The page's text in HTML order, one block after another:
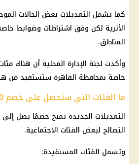
كما تشمل التعديلات بعض الحالات
الأثرية لكن وفق اشتراطات وضوابط
المناطق.
وأكدت لجنة الإدارة المحلية أن هناك
خاصة بمحافظة القاهرة ستستفيد من
ما الفئات التي ستحصل على خصم 50%؟
التصالح لبعض الفئات الاجتماعية.
وتشمل الفئات المستفيدة: